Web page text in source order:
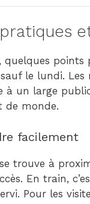
quelques
le lundi.
à un large
de monde.
facilement
trouve à
En train,
Pour les